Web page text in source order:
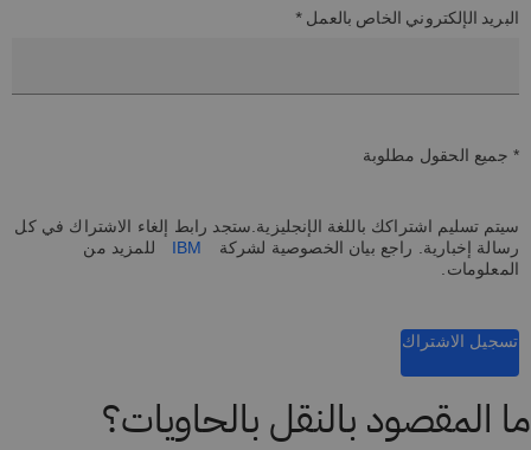
البريد الإلكتروني الخاص بالعمل *
* جميع الحقول مطلوبة
سيتم تسليم اشتراكك باللغة الإنجليزية.ستجد رابط إلغاء الاشتراك في كل
رسالة إخبارية. راجع بيان الخصوصية لشركة
للمزيد من
المعلومات.
تسجيل الاشتراك
ما المقصود بالنقل بالحاويات؟